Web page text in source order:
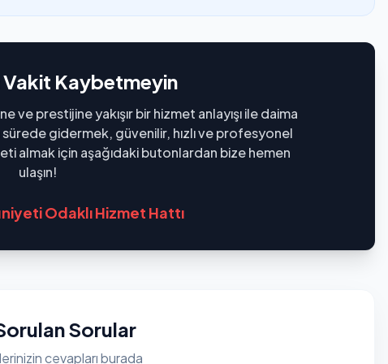
Kaybetmeyin
prestijine yakışır bir hizmet anlayışı ile daima
sürede gidermek, güvenilir, hızlı ve profesyonel
almak için aşağıdaki butonlardan bize hemen
ulaşın!
Odaklı Hizmet Hattı
Sorular
cevapları burada